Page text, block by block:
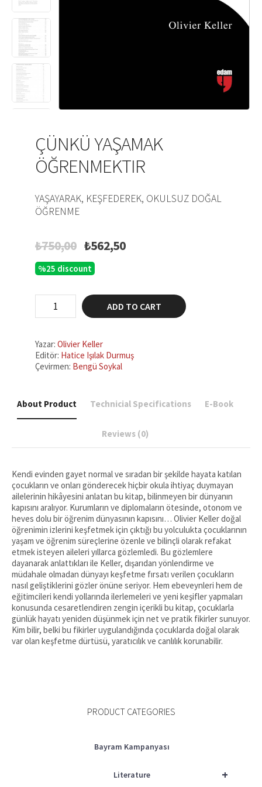
ÇÜNKÜ YAŞAMAK
ÖĞRENMEKTIR
YAŞAYARAK, KEŞFEDEREK, OKULSUZ DOĞAL
ÖĞRENME
₺750,00 Original
was:
₺562,50Current
%25 discount
Yaşamak
Öğrenmektir
ADD TO CART
Yazar: Olivier Keller
Editör: Hatice Işılak Durmuş
Çevirmen: Bengü Soykal
About Product Technicial Specifications E-Book
Reviews (0)
Kendi evinden gayet normal ve sıradan bir şekilde hayata katılan
çocukların ve onları gönderecek hiçbir okula ihtiyaç duymayan
ailelerinin hikâyesini anlatan bu kitap, bilinmeyen bir dünyanın
kapısını aralıyor. Kurumların ve diplomaların ötesinde, otonom ve
heves dolu bir öğrenim dünyasının kapısını… Olivier Keller doğal
öğrenimin izlerini keşfetmek için çıktığı bu yolculukta çocuklarının
yaşam ve öğrenim süreçlerine özenle ve bilinçli olarak refakat
etmek isteyen aileleri yıllarca gözlemledi. Bu gözlemlere
dayanarak anlattıkları ile Keller, dışarıdan yönlendirme ve
müdahale olmadan dünyayı keşfetme fırsatı verilen çocukların
nasıl geliştiklerini gözler önüne seriyor. Hem ebeveynleri hem de
eğitimcileri kendi yollarında ilerlemeleri ve yeni keşifler yapmaları
konusunda cesaretlendiren zengin içerikli bu kitap, çocuklarla
günlük hayatı yeniden düşünmek için net ve pratik fikirler sunuyor.
Kim bilir, belki bu fikirler uygulandığında çocuklarda doğal olarak
var olan keşfetme dürtüsü, yaratıcılık ve canlılık korunabilir.
PRODUCT CATEGORIES
Bayram Kampanyası
+
Literature